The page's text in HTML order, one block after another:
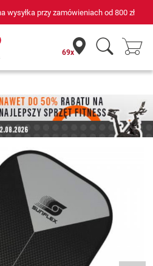
wysyłka przy zamówieniach od 800 zł
69x